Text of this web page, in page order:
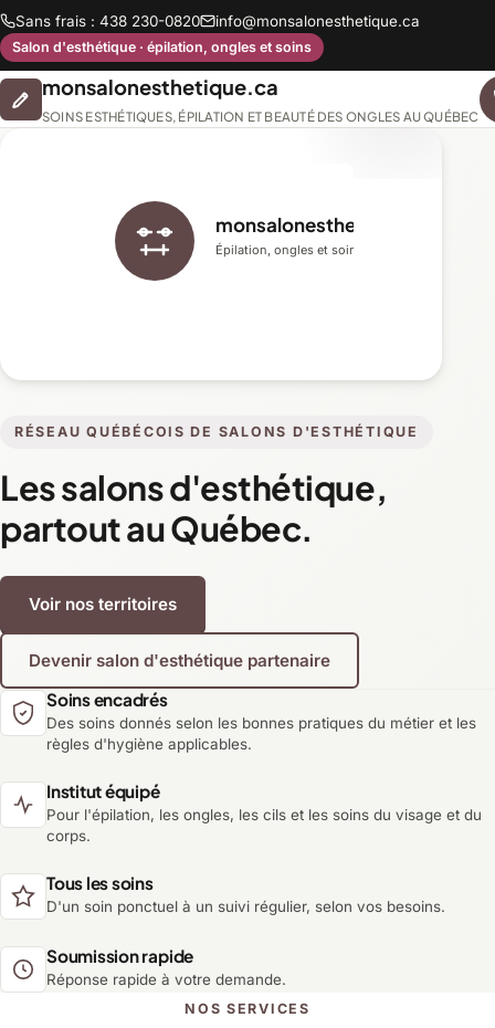
Sans frais : 438 230-0820 info@monsalonesthetique.ca
Salon d'esthétique · épilation, ongles et soins
monsalonesthetique.ca
SOINS ESTHÉTIQUES, ÉPILATION ET BEAUTÉ DES ONGLES AU QUÉBEC
RÉSEAU QUÉBÉCOIS DE SALONS D'ESTHÉTIQUE
Les salons d'esthétique,
partout au Québec.
Voir nos territoires
Devenir salon d'esthétique partenaire
monsalonesthetique.ca
Épilation, ongles et soins du visage
Soins encadrés
Des soins donnés selon les bonnes pratiques du métier et les
règles d'hygiène applicables.
Institut équipé
Pour l'épilation, les ongles, les cils et les soins du visage et du
corps.
Tous les soins
D'un soin ponctuel à un suivi régulier, selon vos besoins.
Soumission rapide
Réponse rapide à votre demande.
NOS SERVICES